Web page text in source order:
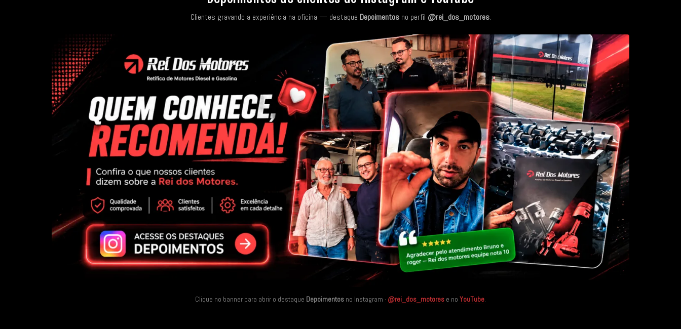
Clientes gravando a experiência na oficina — destaque Depoimentosno perfil @rei_dos_motores.
Clique no banner para abrir o destaque Depoimentos no Instagram · @rei_dos_motores e no YouTube.